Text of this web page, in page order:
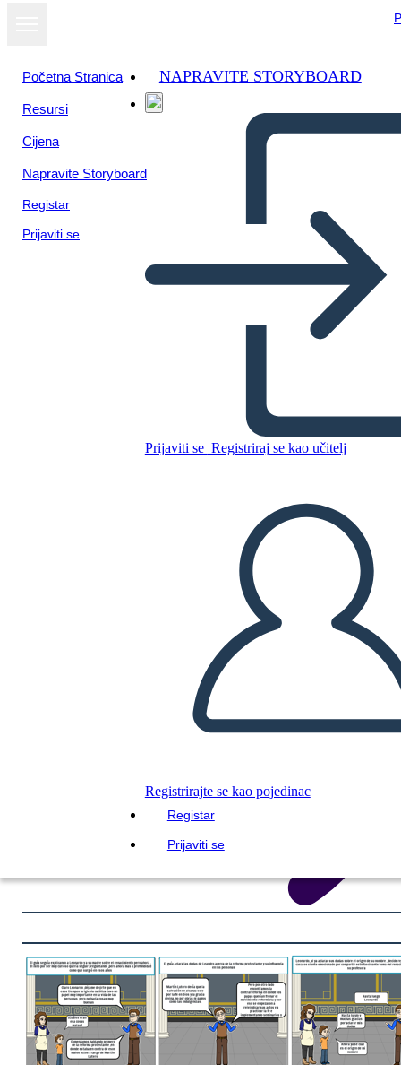
Početna Stranica
Resursi
Cijena
Napravite Storyboard
Registar
Prijaviti se
NAPRAVITE STORYBOARD
Prijaviti se Registriraj se kao učitelj
Registrirajte se kao pojedinac
Registar
Prijaviti se
Kopirajte ovaj Storyboard
REPRODUCIRAJ DIJAPROJEKCIJU
ČITAJ MI
Prikaži kao
dijaprojekciju